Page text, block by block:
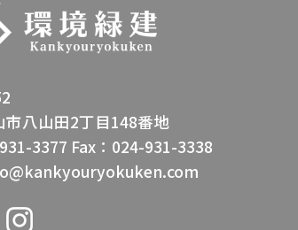
市八山田2丁目148番地
3377 Fax：024-931-3338